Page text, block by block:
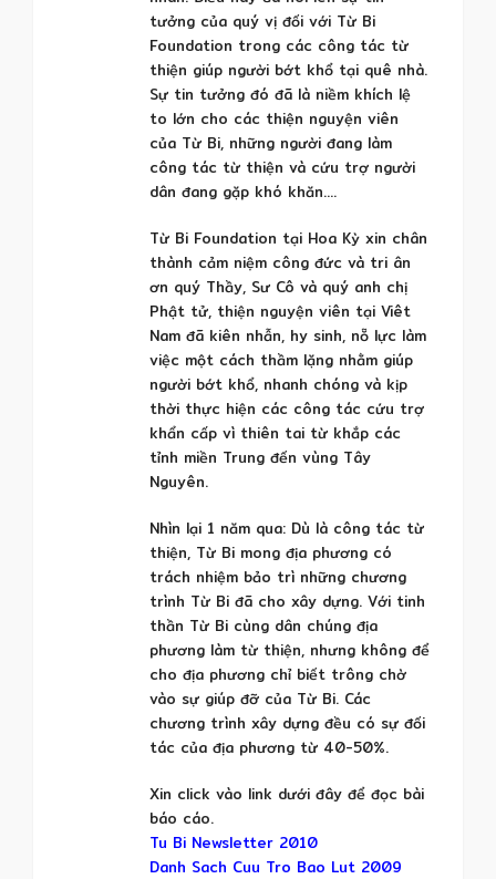
tưởng của quý vị đối với Từ Bi
Foundation trong các công tác từ
thiện giúp người bớt khổ tại quê nhà.
Sự tin tưởng đó đã là niềm khích lệ
to lớn cho các thiện nguyện viên
của Từ Bi, những người đang làm
công tác từ thiện và cứu trợ người
dân đang gặp khó khăn….
Từ Bi Foundation tại Hoa Kỳ xin chân
thành cảm niệm công đức và tri ân
ơn quý Thầy, Sư Cô và quý anh chị
Phật tử, thiện nguyện viên tại Viêt
Nam đã kiên nhẫn, hy sinh, nỗ lực làm
việc một cách thầm lặng nhằm giúp
người bớt khổ, nhanh chóng và kịp
thời thực hiện các công tác cứu trợ
khẩn cấp vì thiên tai từ khắp các
tỉnh miền Trung đến vùng Tây
Nguyên.
Nhìn lại 1 năm qua: Dù là công tác từ
thiện, Từ Bi mong địa phương có
trách nhiệm bảo trì những chương
trình Từ Bi đã cho xây dựng. Với tinh
thần Từ Bi cùng dân chúng địa
phương làm từ thiện, nhưng không để
cho địa phương chỉ biết trông chờ
vào sự giúp đỡ của Từ Bi. Các
chương trình xây dựng đều có sự đối
tác của địa phương từ 40-50%.
Xin click vào link dưới đây để đọc bài
báo cáo.
Tu Bi Newsletter 2010
Danh Sach Cuu Tro Bao Lut 2009